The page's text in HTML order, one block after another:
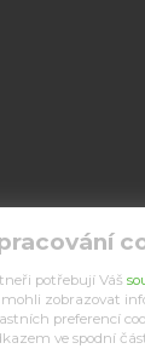
potřebují Váš
mohli zobrazovat
preferencí
ve spodní